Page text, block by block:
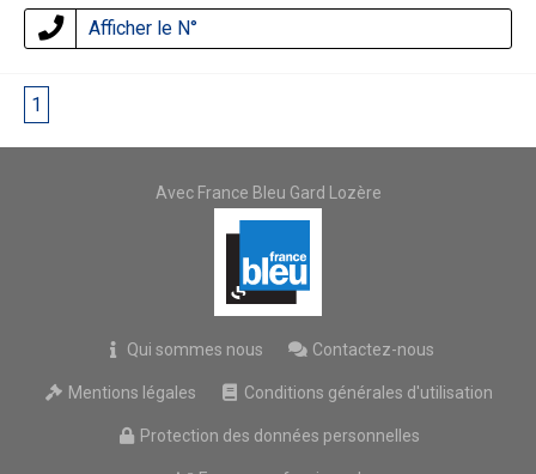
Afficher le N°
1
Avec France Bleu Gard Lozère
Qui sommes nous Contactez-nous
Mentions légales Conditions générales d'utilisation
Protection des données personnelles